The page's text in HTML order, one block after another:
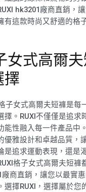
hk3201廠商直銷，
有這款時尚又舒適的格
女式高爾
擇
子女式高爾夫短褲是每
擇。RUXI不僅僅是追求
能性融入每一件產品中
優雅設計和卓越品質，
是追求運動表現，還是
格子女式高爾夫短褲
廠商直銷，讓您以最實
選擇RUXI，選擇屬於您